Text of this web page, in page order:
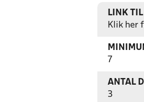
LINK
Klik her
7
ANTAL
3